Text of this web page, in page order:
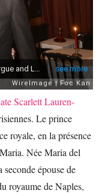
Scarlett Lauren-
Le prince
royale, en la présence
Née Maria del
épouse de
royaume de Naples,